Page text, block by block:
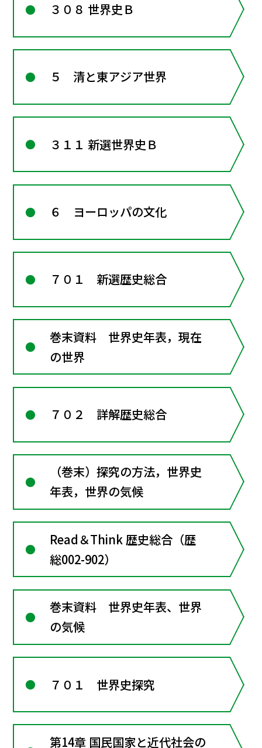
３０８ 世界史Ｂ
５ 清と東アジア世界
３１１ 新選世界史Ｂ
６ ヨーロッパの文化
７０１ 新選歴史総合
巻末資料 世界史年表，現在
の世界
７０２ 詳解歴史総合
（巻末）探究の方法，世界史
年表，世界の気候
Read＆Think 歴史総合（歴
総002-902）
巻末資料 世界史年表、世界
の気候
７０１ 世界史探究
第14章 国民国家と近代社会の